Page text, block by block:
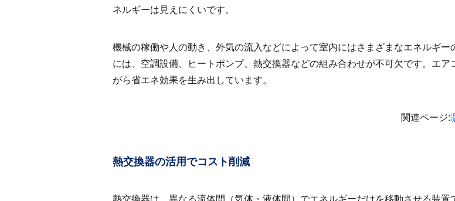
ネルギーは見えにくいです。
機械の稼働や人の動き、外気の流入などによって室内にはさまざまなエネルギ
には、空調設備、ヒートポンプ、熱交換器などの組み合わせが不可欠です。エ
がら省エネ効果を生み出しています。
関連ページ:
熱交換器の活用でコスト削減